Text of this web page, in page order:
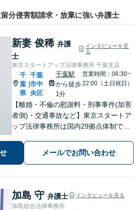
分侵害額請求・放棄に強い弁護士
新妻 俊稀 弁護
士
インタビューを見
る
東京スタートアップ法律事務所 千葉支店
千
葉
県
千葉
市中
央区
千葉駅
から徒歩
1分
営業時間：06:30~
22:00（土日祝日）
【離婚・不倫の慰謝料・刑事事件(加害
者側)・交通事故など】東京スタートア
ップ法律事務所は国内29拠点体制で全
対応(法律相談は完全予約制)】各分野で
専門性の高い弁護士が寄り添い解決を
メールでお問い合わせ
加島 守 弁護士 インタビューを見る
加島総合法律事務所